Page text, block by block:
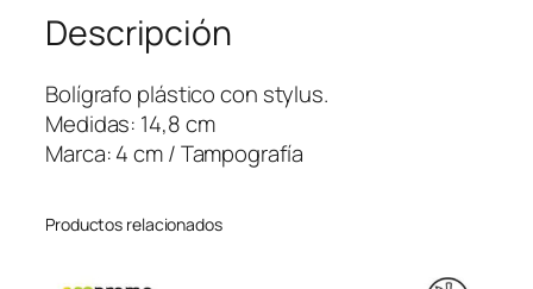
Y
L
U
S
c
t
Descripción
Bolígrafo plástico con stylus.
Medidas: 14,8 cm
Marca: 4 cm / Tampografía
Productos relacionados